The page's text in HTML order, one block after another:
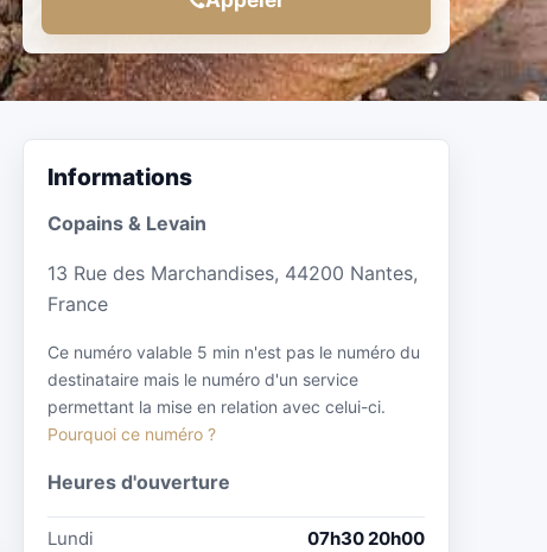
Informations
Copains & Levain
13 Rue des Marchandises, 44200 Nantes,
France
Ce numéro valable 5 min n'est pas le numéro du
destinataire mais le numéro d'un service
permettant la mise en relation avec celui-ci.
Pourquoi ce numéro ?
Heures d'ouverture
Lundi
07h30 20h00